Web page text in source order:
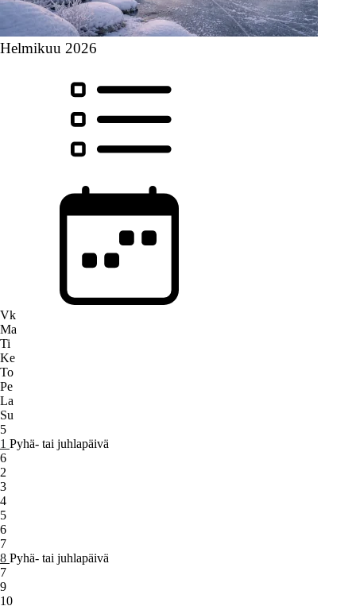
Helmikuu 2026
Vk
Ma
Ti
Ke
To
Pe
La
Su
5
1 Pyhä- tai juhlapäivä
6
2
3
4
5
6
7
8 Pyhä- tai juhlapäivä
7
9
10